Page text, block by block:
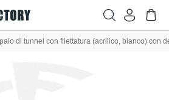
di tunnel con filettatura (acrilico, bianco) con